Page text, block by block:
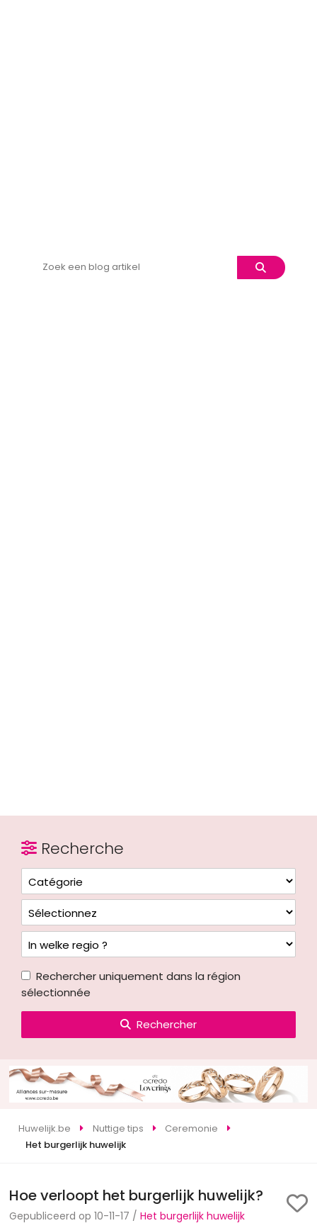
Recherche
Rechercher uniquement dans la région
sélectionnée
Rechercher
Huwelijk.be Nuttige tips
Ceremonie
Het burgerlijk huwelijk
Hoe verloopt het burgerlijk huwelijk?
Gepubliceerd op 10-11-17 /Het burgerlijk huwelijk